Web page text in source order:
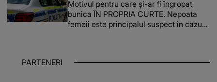
Motivul pentru care și-ar fi îngropat
bunica ÎN PROPRIA CURTE. Nepoata
femeii este principalul suspect în cazul
PARTENERI